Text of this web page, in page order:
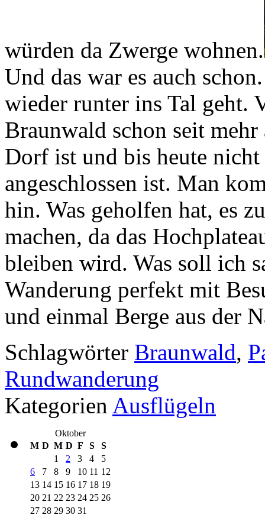
würden da Zwerge wohnen.
Und das war es auch
wieder runter ins Tal geht.
Braunwald schon seit
Dorf ist und bis heute nicht
angeschlossen ist. Man
hin. Was geholfen hat, es
machen, da das
bleiben wird. Was soll ich
Wanderung perfekt mit
und einmal Berge aus der
Schlagwörter Braunwald,
Rundwanderung
Kategorien Ausflügeln
Oktober
M D M D F S
S
1
2 3 4
5
6
7 8 9 10 11 12
13 14 15 16 17 18 19
20 21 22 23 24 25 26
27 28 29 30 31